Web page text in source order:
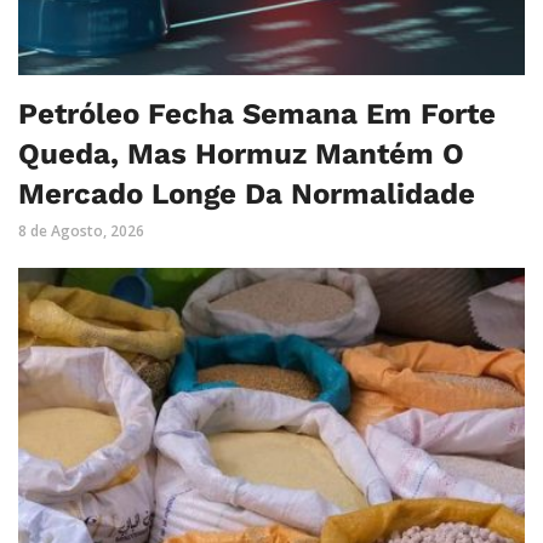
Petróleo Fecha Semana Em Forte
Queda, Mas Hormuz Mantém O
Mercado Longe Da Normalidade
8 de Agosto, 2026